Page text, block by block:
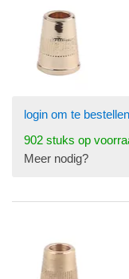
login om te bestellen
902 stuks op
Meer nodig?